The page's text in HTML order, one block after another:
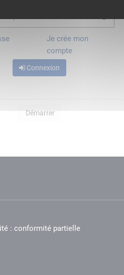
Je crée mon
compte
Connexion
Démarrer
: conformité partielle